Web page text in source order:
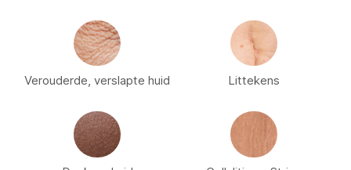
Verouderde, verslapte huid Littekens